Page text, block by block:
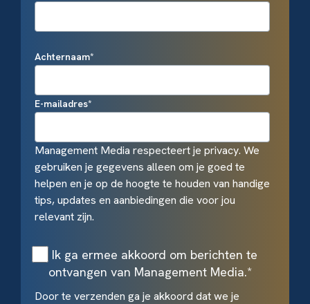
Achternaam*
E-mailadres*
Management Media respecteert je privacy. We
gebruiken je gegevens alleen om je goed te
helpen en je op de hoogte te houden van handige
tips, updates en aanbiedingen die voor jou
relevant zijn.
Ik ga ermee akkoord om berichten te
ontvangen van Management Media.*
Door te verzenden ga je akkoord dat we je